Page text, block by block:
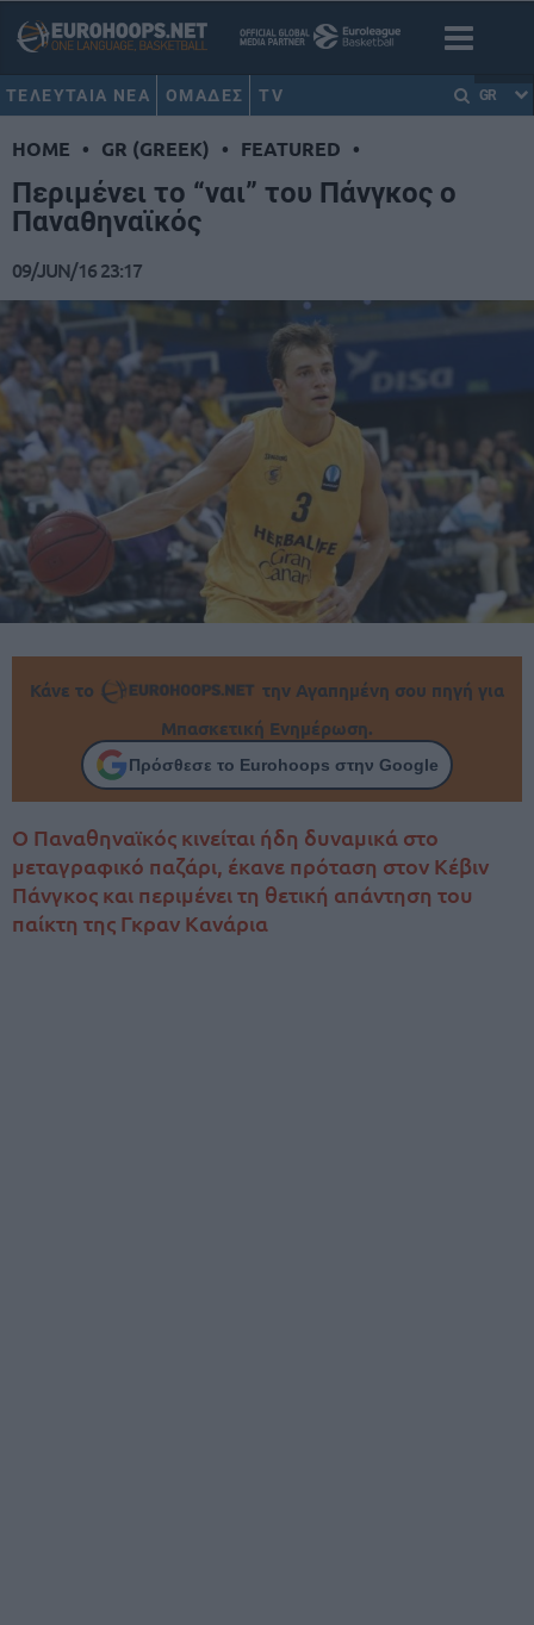
ΤΕΛΕΥΤΑΙΑ ΝΕΑ ΟΜΑΔΕΣ TV GR
HOME • GR (GREEK) • FEATURED •
Περιμένει το “ναι” του Πάνγκος ο
Παναθηναϊκός
09/JUN/16 23:17
Κάνε το
την Αγαπημένη σου πηγή για
Μπασκετική Ενημέρωση.
Πρόσθεσε το Eurohoops στην Google
Ο Παναθηναϊκός κινείται ήδη δυναμικά στο
μεταγραφικό παζάρι, έκανε πρόταση στον Κέβιν
Πάνγκος και περιμένει τη θετική απάντηση του
παίκτη της Γκραν Κανάρια